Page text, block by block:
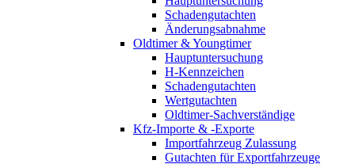
Schadengutachten
Änderungsabnahme
Oldtimer & Youngtimer
Hauptuntersuchung
H-Kennzeichen
Schadengutachten
Wertgutachten
Oldtimer-Sachverständige
Kfz-Importe & -Exporte
Importfahrzeug Zulassung
Gutachten für Exportfahrzeuge